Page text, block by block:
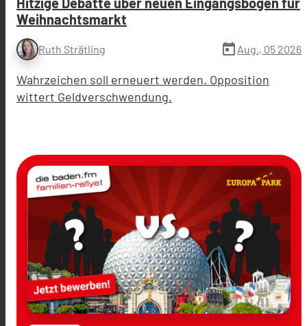
Weihnachtsmarkt
Ruth Strätling today Aug., 05 2026
Wahrzeichen soll erneuert werden. Opposition
wittert Geldverschwendung.